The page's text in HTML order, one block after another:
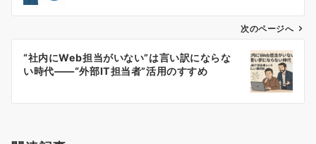
ン
次のページへ
“社内にWeb担当がいない”は言い訳にならな
い時代――“外部IT担当者”活用のすすめ